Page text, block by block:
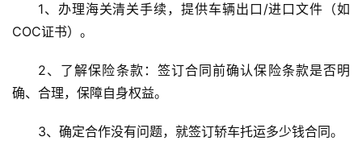
1、办理海关清关手续，提供车辆出口/进口文件（如
COC证书）。
2、了解保险条款：签订合同前确认保险条款是否明
确、合理，保障自身权益。
3、确定合作没有问题，就签订轿车托运多少钱合同。